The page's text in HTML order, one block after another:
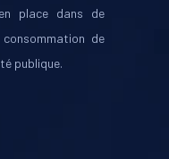
place dans de
de
publique.